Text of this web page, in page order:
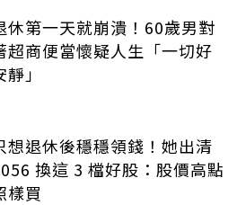
休第一天就崩潰！60歲男對
超商便當懷疑人生「一切好
靜」
想退休後穩穩領錢！她出清
換這 3 檔好股：股價高點
樣買